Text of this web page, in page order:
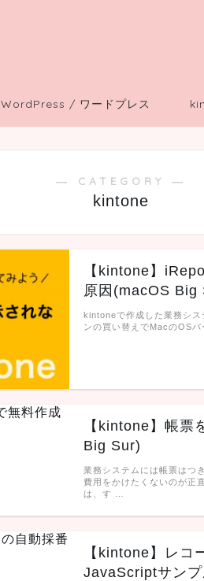
WordPress / ワードプレス
― CATEGORY ―
kintone
【kintone】
原因(macOS Big
kintoneで作成した業務シ
ンの買い替えでMacのOS
【kintone】帳
Big Sur)
業務システムには帳票はつ
費用をかけたくないのが正
は、す …
【kintone】レコ
JavaScriptサンプ